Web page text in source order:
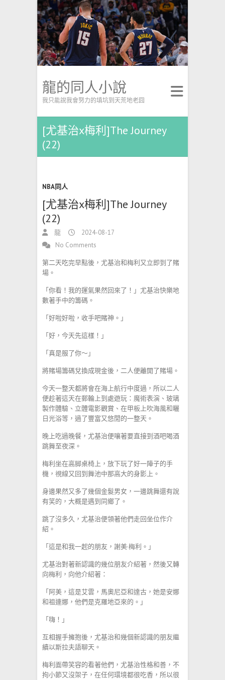
龍的同人小說
我只能說我會努力的填坑到天荒地老囧
[尤基治x梅利]The Journey
(22)
NBA同人
[尤基治x梅利]The Journey
(22)
龍
2024-08-17
No Comments
第二天吃完早點後，尤基治和梅利又立即到了賭
場。
「你看！我的運氣果然回來了！」尤基治快樂地
數著手中的籌碼。
「好啦好啦，收手吧賭神。」
「好，今天先這樣！」
「真是服了你～」
將賭場籌碼兌換成現金後，二人便離開了賭場。
今天一整天都將會在海上航行中度過，所以二人
便趁著這天在郵輪上到處遊玩：魔術表演、玻璃
製作體驗、立體電影觀賞、在甲板上吹海風和曬
日光浴等，過了豐富又悠閒的一整天。
晚上吃過晚餐，尤基治便嚷著要直接到酒吧喝酒
跳舞至夜深。
梅利坐在高脚桌椅上，放下玩了好一陣子的手
機，視線又回到舞池中那高大的身影上。
身邊果然又多了幾個金髮男女，一邊跳舞還有說
有笑的，大概是遇到同鄉了。
跳了沒多久，尤基治便領著他們走回坐位作介
紹。
「這是和我一起的朋友，謝美·梅利。」
尤基治對著新認識的幾位朋友介紹著，然後又轉
向梅利，向他介紹著：
「阿美，這是艾雲，馬奧尼亞和達古，她是安娜
和祖連娜，他們是克羅地亞來的。」
「嗨！」
互相握手擁抱後，尤基治和幾個新認識的朋友繼
續以斯拉夫語聊天。
梅利面帶笑容的看著他們，尤基治性格和善，不
拘小節又沒架子，在任何環境都很吃香，所以很